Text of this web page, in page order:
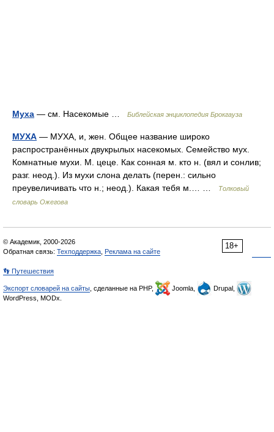
Муха — см. Насекомые … Библейская энциклопедия Брокгауза
МУХА — МУХА, и, жен. Общее название широко
распространённых двукрылых насекомых. Семейство мух.
Комнатные мухи. М. цеце. Как сонная м. кто н. (вял и сонлив;
разг. неод.). Из мухи слона делать (перен.: сильно
преувеличивать что н.; неод.). Какая тебя м.… …
Толковый
словарь Ожегова
18+
© Академик, 2000-2026
Обратная связь: Техподдержка Реклама на сайте
👣 Путешествия
Экспорт словарей на сайты , сделанные на PHP, Joomla,
Drupal,
WordPress, MODx.